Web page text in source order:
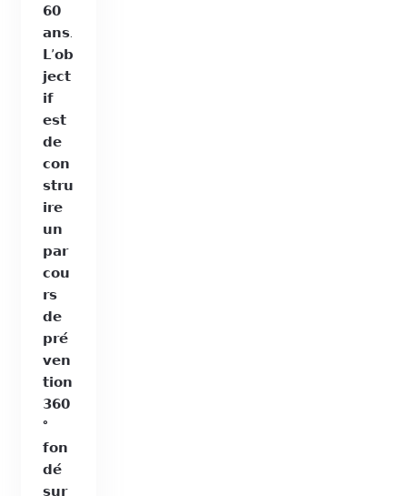
𝟲𝟬
𝗮𝗻𝘀.
𝗟’𝗼𝗯
𝗷𝗲𝗰𝘁
𝗶𝗳
𝗲𝘀𝘁
𝗱𝗲
𝗰𝗼𝗻
𝘀𝘁𝗿𝘂
𝗶𝗿𝗲
𝘂𝗻
𝗽𝗮𝗿
𝗰𝗼𝘂
𝗿𝘀
𝗱𝗲
𝗽𝗿𝗲́
𝘃𝗲𝗻
𝘁𝗶𝗼𝗻
𝟯𝟲𝟬
°
𝗳𝗼𝗻
𝗱𝗲́
𝘀𝘂𝗿